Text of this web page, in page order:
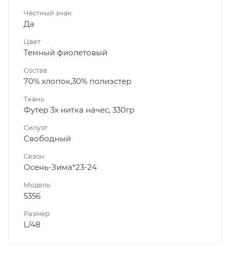
Честный знак
Да
Цвет
Темный фиолетовый
Состав
70% хлопок,30% полиэстер
Ткань
Футер 3х нитка начес, 330гр
Силуэт
Свободный
Сезон
Осень-Зима*23-24
Модель
5356
Размер
L/48